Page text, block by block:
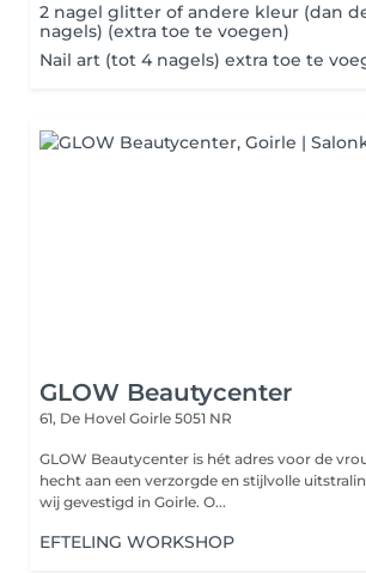
2 nagel glitter of andere kleur (dan
nagels) (extra toe te voegen)
Nail art (tot 4 nagels) extra toe te
GLOW Beautycenter
61, De Hovel Goirle 5051 NR
GLOW Beautycenter is hét adres voor de
hecht aan een verzorgde en stijlvolle uitstraling. Sinds kort
wij gevestigd in Goirle. O...
EFTELING WORKSHOP